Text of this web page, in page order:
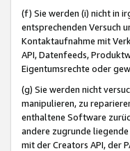
(f) Sie werden (i) nicht in
entsprechenden Versuch
Kontaktaufnahme mit
API, Datenfeeds,
Eigentumsrechte oder
(g) Sie werden nicht
manipulieren, zu
enthaltene Software
andere zugrunde
mit der Creators API, der